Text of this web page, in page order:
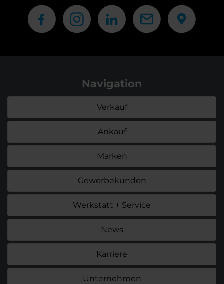
Navigation
Verkauf
Ankauf
Marken
Gewerbekunden
Werkstatt + Service
News
Karriere
Unternehmen